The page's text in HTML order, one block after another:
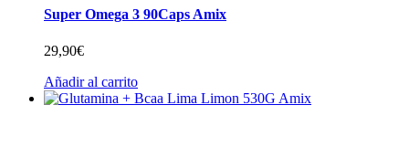
Super Omega 3 90Caps Amix
29,90€
Añadir al carrito